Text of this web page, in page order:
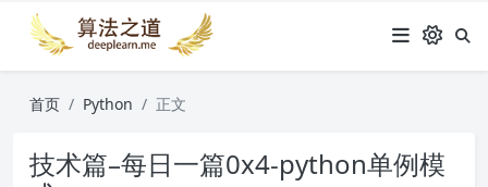
首页 Python 正文
技术篇–每日一篇0x4-python单例模